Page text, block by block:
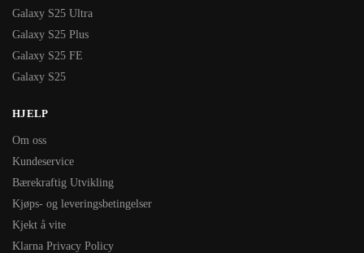
Galaxy S25 Ultra
Galaxy S25 Plus
Galaxy S25 FE
Galaxy S25
HJELP
Om oss
Kundeservice
Bærekraftig Utvikling
Kjøps- og leveringsbetingelser
Kjekt å vite
Klarna Privacy Policy